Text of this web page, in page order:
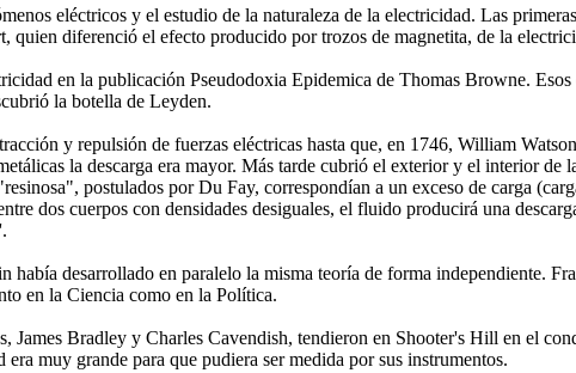
eléctricos y el estudio de la naturaleza de la electricidad. Las
diferenció el efecto producido por trozos de magnetita, de la
en la publicación Pseudodoxia Epidemica de Thomas Browne.
la botella de Leyden.
y repulsión de fuerzas eléctricas hasta que, en 1746, William
la descarga era mayor. Más tarde cubrió el exterior y el interior de
postulados por Du Fay, correspondían a un exceso de carga
dos cuerpos con densidades desiguales, el fluido producirá una
había desarrollado en paralelo la misma teoría de forma independiente.
en la Ciencia como en la Política.
Bradley y Charles Cavendish, tendieron en Shooter's Hill en el
muy grande para que pudiera ser medida por sus instrumentos.